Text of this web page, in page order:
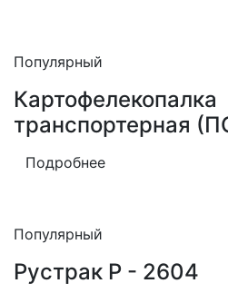
Популярный
Картофелекопалка
транспортерная
Подробнее
Популярный
Рустрак Р - 2604